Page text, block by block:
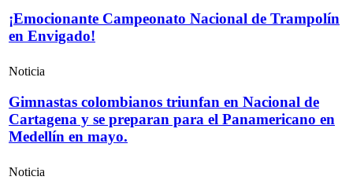
¡Emocionante Campeonato Nacional de Trampolín
en Envigado!
Noticia
Gimnastas colombianos triunfan en Nacional de
Cartagena y se preparan para el Panamericano en
Medellín en mayo.
Noticia